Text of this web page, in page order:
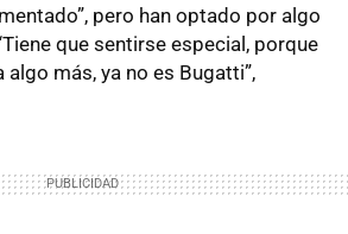
pero han optado por algo
que sentirse especial, porque
más, ya no es Bugatti”,